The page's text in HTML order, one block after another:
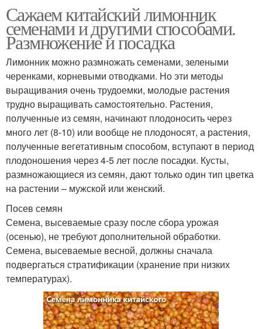
Сажаем китайский лимонник
семенами и другими способами.
Размножение и посадка
Лимонник можно размножать семенами, зелеными
черенками, корневыми отводками. Но эти методы
выращивания очень трудоемки, молодые растения
трудно выращивать самостоятельно. Растения,
полученные из семян, начинают плодоносить через
много лет (8-10) или вообще не плодоносят, а растения,
полученные вегетативным способом, вступают в период
плодоношения через 4-5 лет после посадки. Кусты,
размножающиеся из семян, дают только один тип цветка
на растении – мужской или женский.
Посев семян
Семена, высеваемые сразу после сбора урожая
(осенью), не требуют дополнительной обработки.
Семена, высеваемые весной, должны сначала
подвергаться стратификации (хранение при низких
температурах).